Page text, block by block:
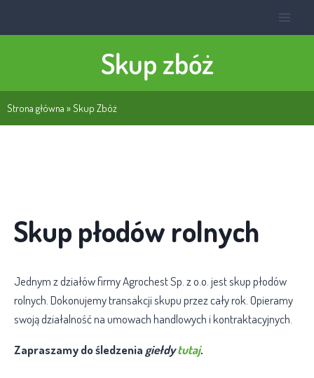
Skup zbóż
Strona główna »Skup Zbóż
Skup płodów rolnych
Jednym z działów firmy Agrochest Sp. z o.o. jest skup płodów
rolnych. Dokonujemy transakcji skupu przez cały rok. Opieramy
swoją działalność na umowach handlowych i kontraktacyjnych.
Zapraszamy do śledzenia giełdytutaj.